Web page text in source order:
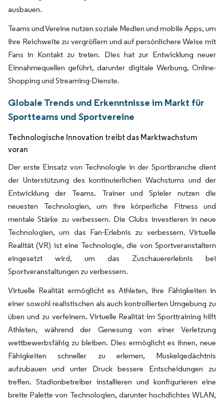
ausbauen.
Teams und Vereine nutzen soziale Medien und mobile Apps, um
ihre Reichweite zu vergrößern und auf persönlichere Weise mit
Fans in Kontakt zu treten. Dies hat zur Entwicklung neuer
Einnahmequellen geführt, darunter digitale Werbung, Online-
Shopping und Streaming-Dienste.
Globale Trends und Erkenntnisse im Markt für
Sportteams und Sportvereine
Technologische Innovation treibt das Marktwachstum
voran
Der erste Einsatz von Technologie in der Sportbranche dient
der Unterstützung des kontinuierlichen Wachstums und der
Entwicklung der Teams. Trainer und Spieler nutzen die
neuesten Technologien, um ihre körperliche Fitness und
mentale Stärke zu verbessern. Die Clubs investieren in neue
Technologien, um das Fan-Erlebnis zu verbessern. Virtuelle
Realität (VR) ist eine Technologie, die von Sportveranstaltern
eingesetzt wird, um das Zuschauererlebnis bei
Sportveranstaltungen zu verbessern.
Virtuelle Realität ermöglicht es Athleten, ihre Fähigkeiten in
einer sowohl realistischen als auch kontrollierten Umgebung zu
üben und zu verfeinern. Virtuelle Realität im Sporttraining hilft
Athleten, während der Genesung von einer Verletzung
wettbewerbsfähig zu bleiben. Dies ermöglicht es ihnen, neue
Fähigkeiten schneller zu erlernen, Muskelgedächtnis
aufzubauen und unter Druck bessere Entscheidungen zu
treffen. Stadionbetreiber installieren und konfigurieren eine
breite Palette von Technologien, darunter hochdichtes WLAN,